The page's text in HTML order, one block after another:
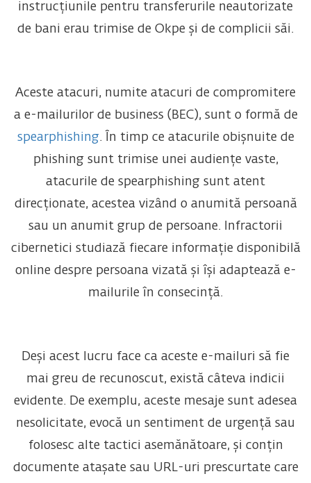
instrucțiunile pentru transferurile neautorizate
de bani erau trimise de Okpe și de complicii săi.
Aceste atacuri, numite atacuri de compromitere
a e-mailurilor de business (BEC), sunt o formă de
spearphishing. În timp ce atacurile obișnuite de
phishing sunt trimise unei audiențe vaste,
atacurile de spearphishing sunt atent
direcționate, acestea vizând o anumită persoană
sau un anumit grup de persoane. Infractorii
cibernetici studiază fiecare informație disponibilă
online despre persoana vizată și își adaptează e-
mailurile în consecință.
Deși acest lucru face ca aceste e-mailuri să fie
mai greu de recunoscut, există câteva indicii
evidente. De exemplu, aceste mesaje sunt adesea
nesolicitate, evocă un sentiment de urgență sau
folosesc alte tactici asemănătoare, și conțin
documente atașate sau URL-uri prescurtate care